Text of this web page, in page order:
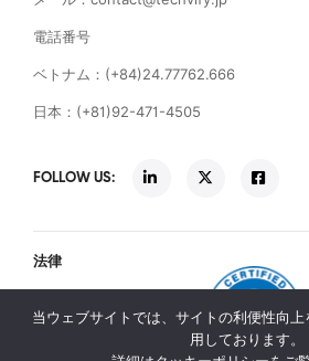
電話番号
ベトナム：(+84)24.77762.666
日本：(+81)92-471-4505
FOLLOW US:
法律
当ウェブサイトでは、サイトの利便性向
用しております。